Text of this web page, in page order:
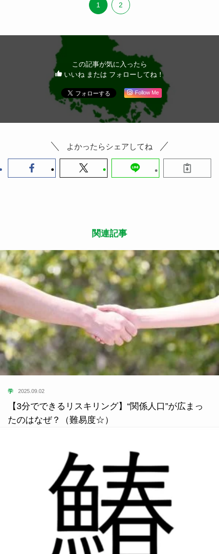
1 2
この記事が気に入ったら
いいね または フォローしてね！
Follow Me
よかったらシェアしてね
関連記事
学 2025.09.02
【3分でできるリスキリング】“関係人口”が広まっ
たのはなぜ？（難易度☆）